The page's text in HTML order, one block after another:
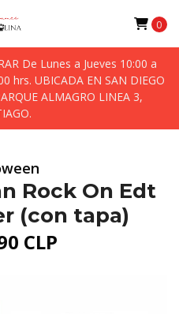
De Lunes a Jueves 10:00 a
hrs. UBICADA EN SAN DIEGO
ALMAGRO LINEA 3,
0
Rock On Edt
(con tapa)
CLP